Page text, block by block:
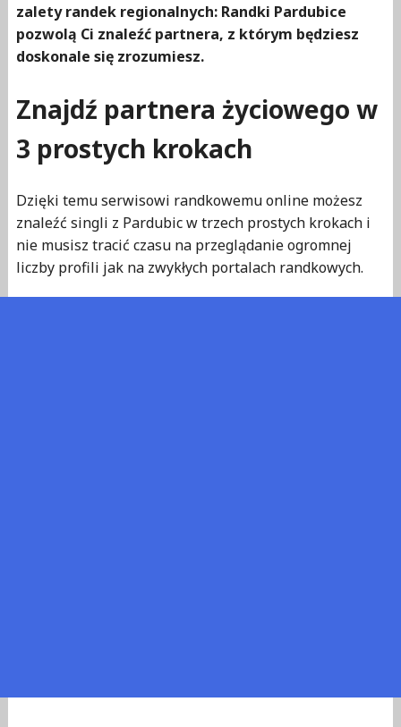
zalety randek regionalnych: Randki Pardubice
pozwolą Ci znaleźć partnera, z którym będziesz
doskonale się zrozumiesz.
Znajdź partnera życiowego w
3 prostych krokach
Dzięki temu serwisowi randkowemu online możesz
znaleźć singli z Pardubic w trzech prostych krokach i
nie musisz tracić czasu na przeglądanie ogromnej
liczby profili jak na zwykłych portalach randkowych.